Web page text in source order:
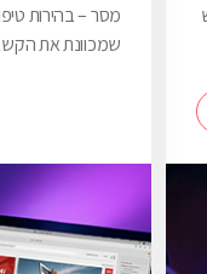
מסר – בהירות
שמכוונת את